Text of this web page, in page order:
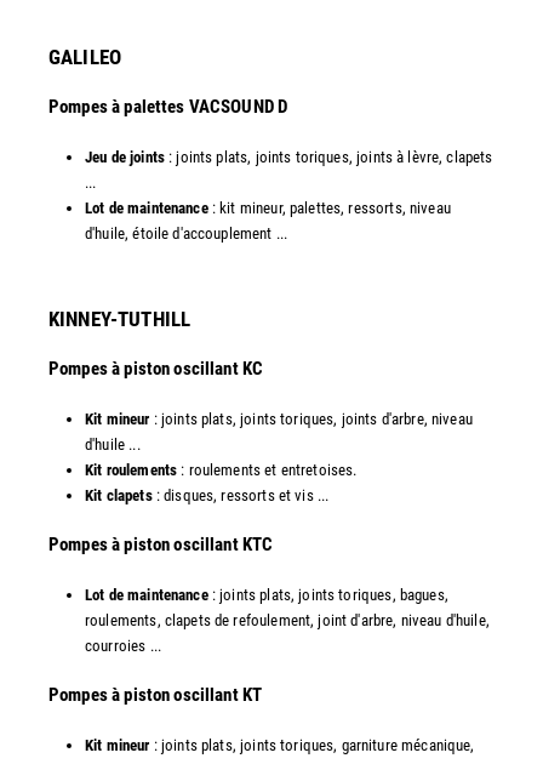
GALILEO
Pompes à palettes VACSOUND D
Jeu de joints : joints plats, joints toriques, joints à lèvre, clapets
...
Lot de maintenance: kit mineur, palettes, ressorts, niveau
d'huile, étoile d'accouplement ...​​
KINNEY-TUTHILL
Pompes à piston oscillant KC
Kit mineur : joints plats, joints toriques, joints d'arbre, niveau
d'huile ...
Kit roulements : roulements et entretoises.
Kit clapets: disques, ressorts et vis ...
​Pompes à piston oscillant KTC
Lot de maintenance : joints plats, joints toriques, bagues,
roulements, clapets de refoulement, joint d'arbre, niveau d'huile,
courroies ...
​Pompes à piston oscillant KT
Kit mineur : joints plats, joints toriques, garniture mécanique,